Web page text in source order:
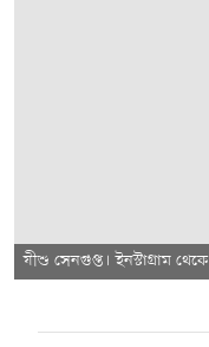
যীশু সেনগুপ্ত। ইনস্টাগ্রাম থেকে